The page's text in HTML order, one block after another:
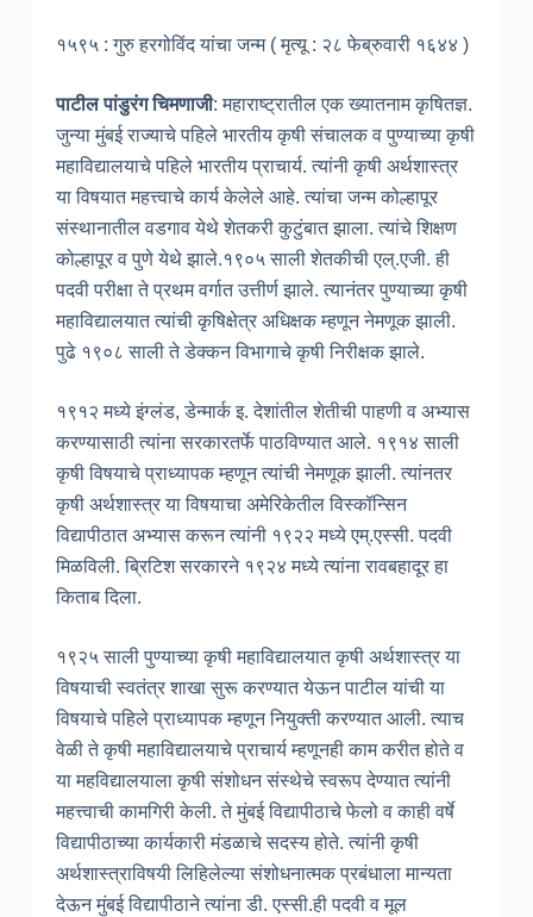
१५९५ : गुरु हरगोविंद यांचा जन्म ( मृत्यू : २८ फेब्रुवारी १६४४ )
पाटील पांडुरंग चिमणाजी: महाराष्ट्रातील एक ख्यातनाम कृषितज्ञ.
जुन्या मुंबई राज्याचे पहिले भारतीय कृषी संचालक व पुण्याच्या कृषी
महाविद्यालयाचे पहिले भारतीय प्राचार्य. त्यांनी कृषी अर्थशास्त्र
या विषयात महत्त्वाचे कार्य केलेले आहे. त्यांचा जन्म कोल्हापूर
संस्थानातील वडगाव येथे शेतकरी कुटुंबात झाला. त्यांचे शिक्षण
कोल्हापूर व पुणे येथे झाले.१९०५ साली शेतकीची एल्.एजी. ही
पदवी परीक्षा ते प्रथम वर्गात उत्तीर्ण झाले. त्यानंतर पुण्याच्या कृषी
महाविद्यालयात त्यांची कृषिक्षेत्र अधिक्षक म्हणून नेमणूक झाली.
पुढे १९०८ साली ते डेक्कन विभागाचे कृषी निरीक्षक झाले.
१९१२ मध्ये इंग्लंड, डेन्मार्क इ. देशांतील शेतीची पाहणी व अभ्यास
करण्यासाठी त्यांना सरकारतर्फे पाठविण्यात आले. १९१४ साली
कृषी विषयाचे प्राध्यापक म्हणून त्यांची नेमणूक झाली. त्यांनतर
कृषी अर्थशास्त्र या विषयाचा अमेरिकेतील विस्कॉन्सिन
विद्यापीठात अभ्यास करून त्यांनी १९२२ मध्ये एम्.एस्सी. पदवी
मिळविली. ब्रिटिश सरकारने १९२४ मध्ये त्यांना रावबहादूर हा
किताब दिला.
१९२५ साली पुण्याच्या कृषी महाविद्यालयात कृषी अर्थशास्त्र या
विषयाची स्वतंत्र शाखा सुरू करण्यात येऊन पाटील यांची या
विषयाचे पहिले प्राध्यापक म्हणून नियुक्ती करण्यात आली. त्याच
वेळी ते कृषी महाविद्यालयाचे प्राचार्य म्हणूनही काम करीत होते व
या महविद्यालयाला कृषी संशोधन संस्थेचे स्वरूप देण्यात त्यांनी
महत्त्वाची कामगिरी केली. ते मुंबई विद्यापीठाचे फेलो व काही वर्षे
विद्यापीठाच्या कार्यकारी मंडळाचे सदस्य होते. त्यांनी कृषी
अर्थशास्त्राविषयी लिहिलेल्या संशोधनात्मक प्रबंधाला मान्यता
देऊन मुंबई विद्यापीठाने त्यांना डी. एस्सी.ही पदवी व मूल